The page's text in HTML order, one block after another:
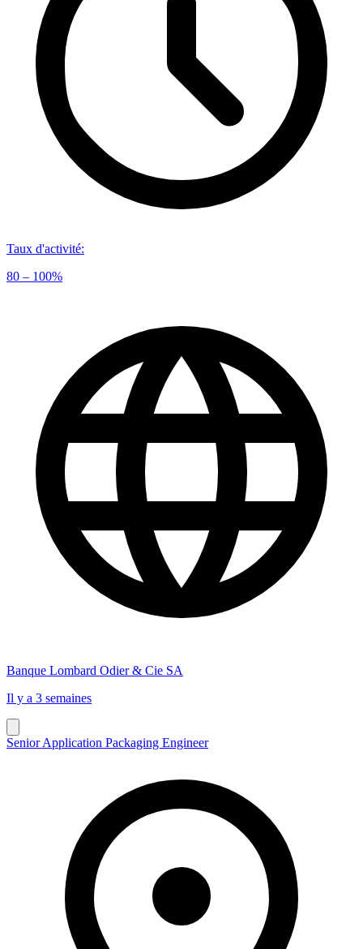
Taux d'activité:
80 – 100%
Banque Lombard Odier & Cie SA
Il y a 3 semaines
Senior Application Packaging Engineer